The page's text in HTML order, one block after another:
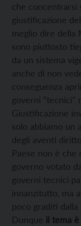
che concentrarsi
giustificazione
meglio dire della
sono piuttosto
da un sistema
anche di non
conseguenza
governi “tecnici”
Giustificazione
solo abbiamo un
degli aventi
Paese non è
governo votato
governi tecnici
innanzitutto, ma
poco graditi
Dunque il tema